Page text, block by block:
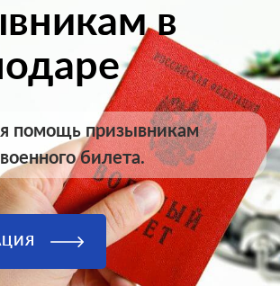
в
помощь призывникам
билета.